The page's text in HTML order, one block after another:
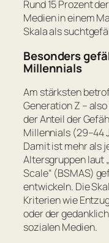
Rund 15 Prozent
Medien in einem
Skala als
Besonders
Millennials
Am stärksten
Generation Z –
der Anteil der
Millennials (29–44
Damit ist mehr als
Altersgruppen laut
Scale“ (BSMAS)
entwickeln. Die
Kriterien wie
oder der
sozialen Medien.